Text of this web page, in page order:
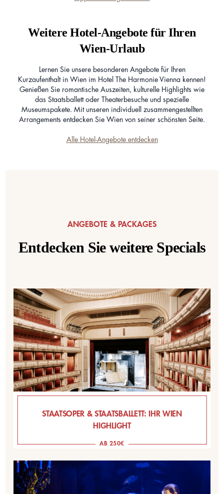
Weitere Hotel-Angebote für Ihren
Wien-Urlaub
Lernen Sie unsere besonderen Angebote für Ihren
Kurzaufenthalt in Wien im Hotel The Harmonie Vienna kennen!
Genießen Sie romantische Auszeiten, kulturelle Highlights wie
das Staatsballett oder Theaterbesuche und spezielle
Museumspakete. Mit unseren individuell zusammengestellten
Arrangements entdecken Sie Wien von seiner schönsten Seite.
Alle Hotel-Angebote entdecken
ANGEBOTE & PACKAGES
Entdecken Sie weitere Specials
STAATSOPER & STAATSBALLETT: IHR WIEN
HIGHLIGHT
AB 250€